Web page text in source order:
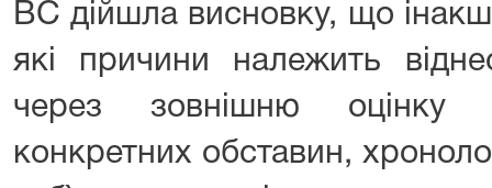
ВС дійшла висновку, що
які причини належить
через зовнішню оцінку
конкретних обставин,